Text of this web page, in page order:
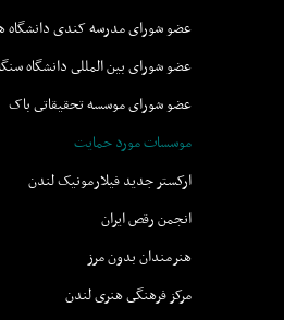
عضو شوراى مدرسه کندى دانشگاه
عضو شوراى بين المللى دانشگاه
عضو شوراى موسسه تحقيقاتى باک
موسسات مورد حمايت
ارکستر جديد فيلارمونيک لندن
انجمن رقص ايران
هنرمندان بدون مرز
مرکز فرهنگى هنرى لندن